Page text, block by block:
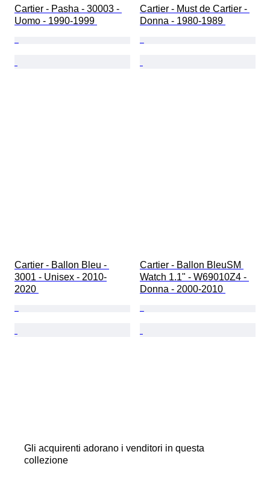
Cartier - Pasha - 30003 -
Uomo - 1990-1999
Cartier - Must de Cartier -
Donna - 1980-1989
Cartier - Ballon Bleu -
3001 - Unisex - 2010-
2020
Cartier - Ballon BleuSM
Watch 1.1" - W69010Z4 -
Donna - 2000-2010
Gli acquirenti adorano i venditori in questa
collezione